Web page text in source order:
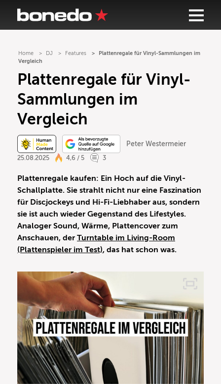
Home DJ Features
Plattenregale für Vinyl-Sammlungen im
Vergleich
Plattenregale für Vinyl-
Sammlungen im
Vergleich
Peter Westermeier
25.08.2025
4,6 / 5 3
Plattenregale kaufen: Ein Hoch auf die Vinyl-
Schallplatte. Sie strahlt nicht nur eine Faszination
für Discjockeys und Hi-Fi-Liebhaber aus, sondern
sie ist auch wieder Gegenstand des Lifestyles.
Analoger Sound, Wärme, Plattencover zum
Anschauen, der Turntable im Living-Room
(Plattenspieler im Test), das hat schon was.